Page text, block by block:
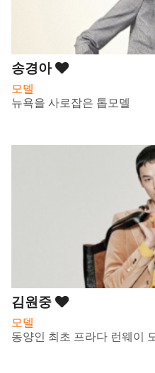
송경아
모델
뉴욕을 사로잡은 톱모델
김원중
모델
동양인 최초 프라다 런웨이